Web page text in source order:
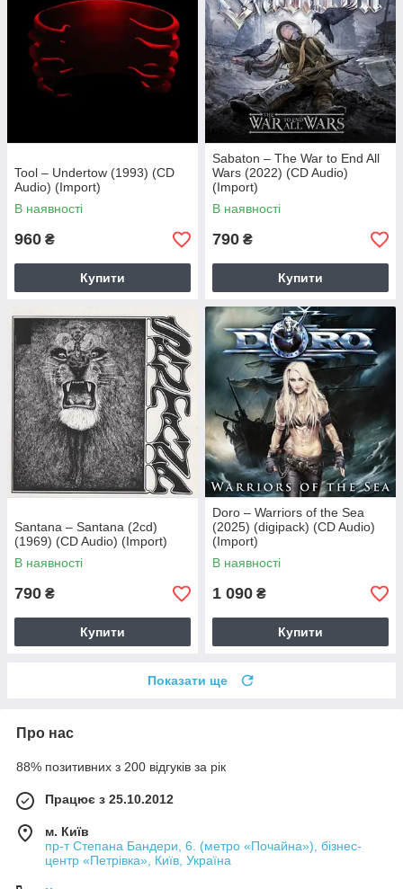
Tool – Undertow (1993) (CD
Audio) (Import)
В наявності
960 ₴
Купити
Sabaton – The War to End All
Wars (2022) (CD Audio)
(Import)
В наявності
790 ₴
Купити
Santana – Santana (2cd)
(1969) (CD Audio) (Import)
В наявності
790 ₴
Купити
Doro – Warriors of the Sea
(2025) (digipack) (CD Audio)
(Import)
В наявності
1 090 ₴
Купити
Показати ще
Про нас
88% позитивних з 200 відгуків за рік
Працює з 25.10.2012
м. Київ
пр-т Степана Бандери, 6. (метро «Почайна»), бізнес-
центр «Петрівка», Київ, Україна